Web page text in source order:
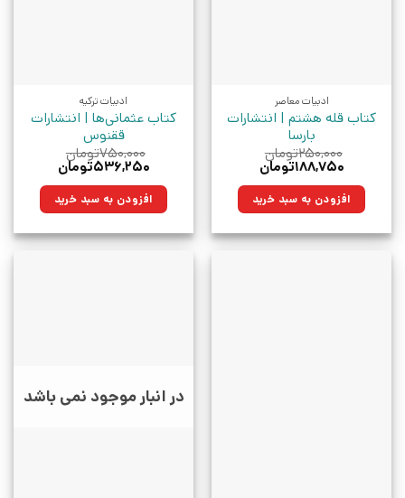
ادبیات معاصر
کتاب قله هشتم | انتشارات
بارسا
۲۵۰,۰۰۰تومان
قیمت
۲۵۰,۰۰۰تومان
بود.
۱۸۸,۷۵۰تومان
۱۸۸,۷۵۰تومان.افزودن به سبد خرید
ادبیات ترکیه
کتاب عثمانی‌ها | انتشارات
ققنوس
۷۵۰,۰۰۰تومان
قیمت
۷۵۰,۰۰۰تومان
بود.
۵۳۶,۲۵۰تومان
۵۳۶,۲۵۰تومان.افزودن به سبد خرید
در انبار موجود نمی باشد